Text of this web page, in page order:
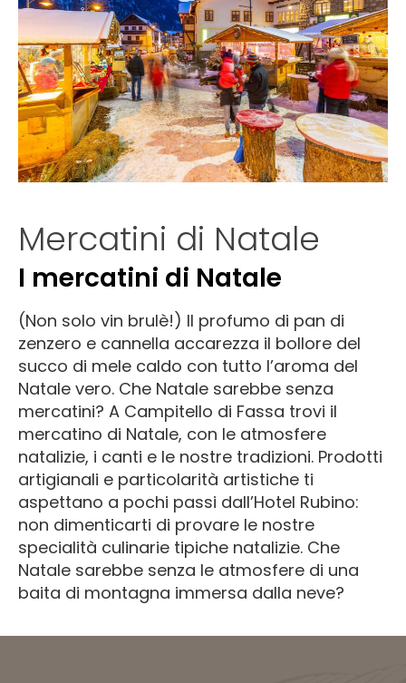
Mercatini di Natale
I mercatini di Natale
(Non solo vin brulè!) Il profumo di pan di
zenzero e cannella accarezza il bollore del
succo di mele caldo con tutto l’aroma del
Natale vero. Che Natale sarebbe senza
mercatini? A Campitello di Fassa trovi il
mercatino di Natale, con le atmosfere
natalizie, i canti e le nostre tradizioni. Prodotti
artigianali e particolarità artistiche ti
aspettano a pochi passi dall’Hotel Rubino:
non dimenticarti di provare le nostre
specialità culinarie tipiche natalizie. Che
Natale sarebbe senza le atmosfere di una
baita di montagna immersa dalla neve?